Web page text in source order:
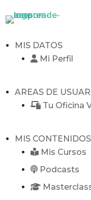
MIS DATOS
Mi Perfil
AREAS DE
Tu Oficina
MIS CONTENIDOS
Mis Cursos
Podcasts